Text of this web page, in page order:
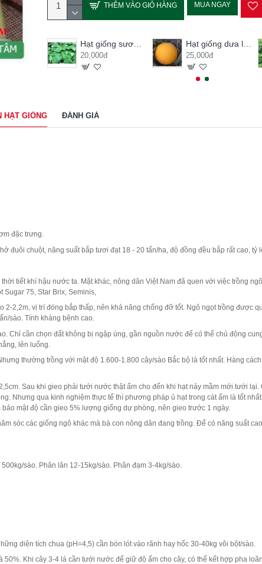
THÊM VÀO GIỎ HÀNG MUA NGAY
20,000đ
Hạt giống dưa lê kim hoàng hậu
25,000đ
HẠT GIỐNG ĐÁNH GIÁ
đặc trưng.
đuôi chuột, năng suất bắp tươi đạt 18 - 20 tấn/ha, độ đồng đều bắp rất cao, tỷ
tiết khí hậu nước ta. Mặt khác, nông dân Việt Nam đã quen với việc trồng
75, Star Brix, Seminis,
2,2m, vị trí đóng bắp thấp, nên khả năng chống đỡ tốt. Ngô ngọt trồng được
sào. Tính kháng bệnh cao.
Chỉ cần chọn đất không bị ngập úng, gần nguồn nước để có thể chủ động
lên luống.
thường trồng với mật độ 1.600-1.800 cây/sào Bắc bộ là tốt nhất. Hàng
Sau khi gieo phải tưới nước thật ẩm cho đến khi hạt nảy mầm mới tưới lại.
Nhưng qua kinh nghiệm thực tế thì phương pháp ủ hạt trong cát ẩm là tốt
mật độ cần gieo 5% lượng giống dự phòng, nên gieo trước 1 ngày.
sóc các giống ngô khác mà bà con nông dân đang trồng. Để có năng suất
sào. Phân lân 12-15kg/sào. Phân đạm 3-4kg/sào.
diện tích chua (pH=4,5) cần bón lót vào rãnh hay hốc 30-40kg vôi bột/sào.
Khi cây 3-4 lá cần tưới nước để giữ độ ẩm cho cây, có thể kết hợp pha